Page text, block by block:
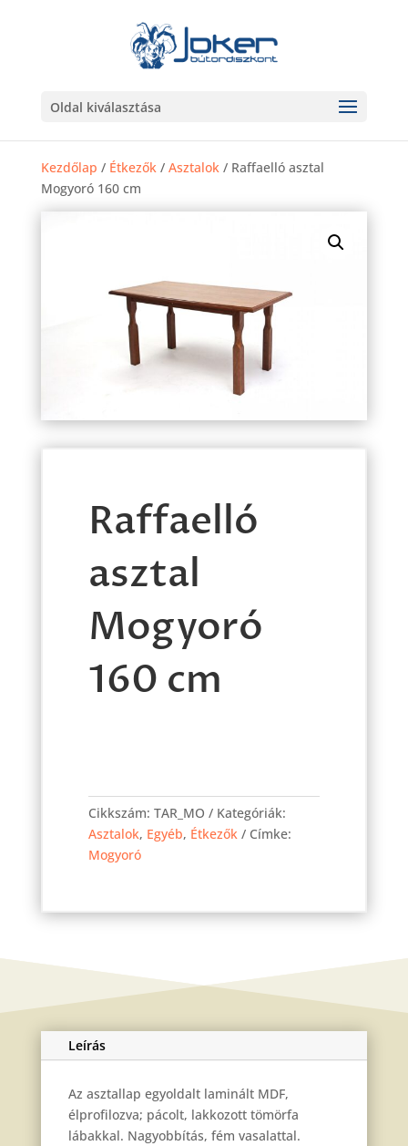
Oldal kiválasztása
Kezdőlap / Étkezők/ Asztalok/ Raffaelló asztal
Mogyoró 160 cm
Raffaelló
asztal
Mogyoró
160 cm
asztal
Mogyoró
160
Cikkszám: TAR_MO
Kategóriák:
Asztalok, Egyéb, Étkezők
Címke:
Mogyoró
Leírás
Az asztallap egyoldalt laminált MDF,
élprofilozva; pácolt, lakkozott tömörfa
lábakkal. Nagyobbítás, fém vasalattal.